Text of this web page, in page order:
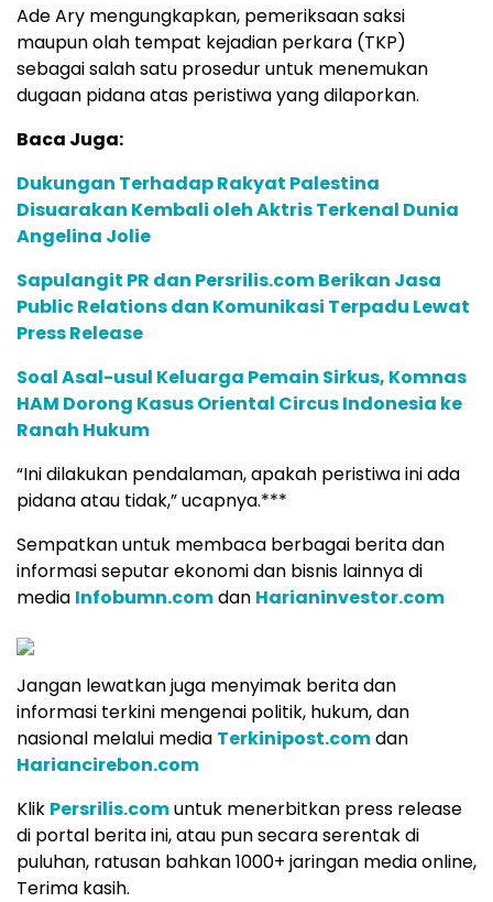
Ade Ary mengungkapkan, pemeriksaan saksi
maupun olah tempat kejadian perkara (TKP)
sebagai salah satu prosedur untuk menemukan
dugaan pidana atas peristiwa yang dilaporkan.
Baca Juga:
Dukungan Terhadap Rakyat Palestina
Disuarakan Kembali oleh Aktris Terkenal Dunia
Angelina Jolie
Sapulangit PR dan Persrilis.com Berikan Jasa
Public Relations dan Komunikasi Terpadu Lewat
Press Release
Soal Asal-usul Keluarga Pemain Sirkus, Komnas
HAM Dorong Kasus Oriental Circus Indonesia ke
Ranah Hukum
“Ini dilakukan pendalaman, apakah peristiwa ini ada
pidana atau tidak,” ucapnya.***
Sempatkan untuk membaca berbagai berita dan
informasi seputar ekonomi dan bisnis lainnya di
media Infobumn.comdan Harianinvestor.com
Jangan lewatkan juga menyimak berita dan
informasi terkini mengenai politik, hukum, dan
nasional melalui media Terkinipost.comdan
Hariancirebon.com
Klik Persrilis.comuntuk menerbitkan press release
di portal berita ini, atau pun secara serentak di
puluhan, ratusan bahkan 1000+ jaringan media online,
Terima kasih.